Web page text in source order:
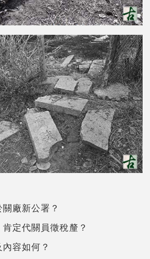
廠新公署？
定代關員徵稅釐？
容如何？